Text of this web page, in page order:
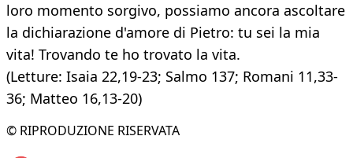
loro momento sorgivo, possiamo ancora ascoltare
la dichiarazione d'amore di Pietro: tu sei la mia
vita! Trovando te ho trovato la vita.
(Letture: Isaia 22,19-23; Salmo 137; Romani 11,33-
36; Matteo 16,13-20)
© RIPRODUZIONE RISERVATA